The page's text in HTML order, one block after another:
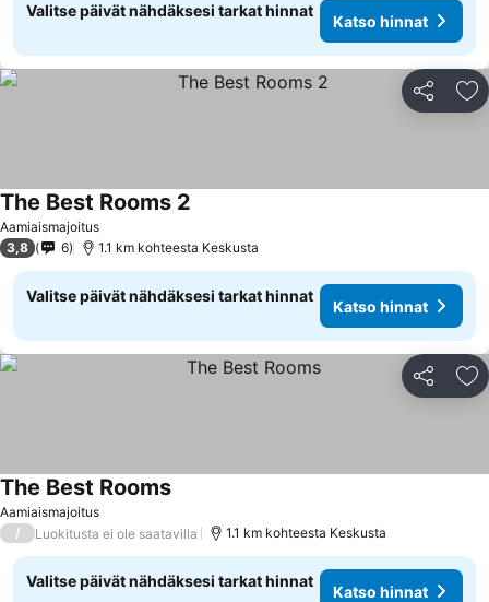
Valitse päivät nähdäksesi tarkat hinnat
Katso hinnat
Jaa
Aamiaismajoitus
The Best Rooms 2
3,8 6 1.1 km kohteesta Keskusta
Valitse päivät nähdäksesi tarkat hinnat
Katso hinnat
Jaa
Aamiaismajoitus
The Best RoomsKatso hinnat
/ Luokitusta ei ole saatavilla 1.1 km kohteesta Keskusta
Valitse päivät nähdäksesi tarkat hinnat
Katso hinnat